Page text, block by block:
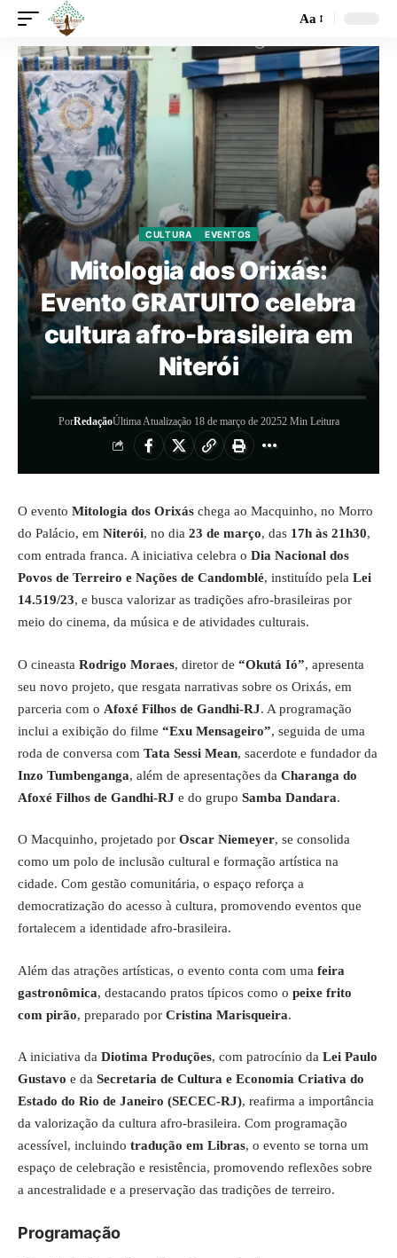
Aa
CULTURA EVENTOS
Mitologia dos Orixás:
Evento GRATUITO celebra
cultura afro-brasileira em
Niterói
PorRedaçãoÚltima Atualização 18 de março de 20252 Min Leitura
O evento Mitologia dos Orixás chega ao Macquinho, no Morro
do Palácio, em Niterói, no dia 23 de março, das 17h às 21h30,
com entrada franca. A iniciativa celebra o Dia Nacional dos
Povos de Terreiro e Nações de Candomblé, instituído pela Lei
14.519/23, e busca valorizar as tradições afro-brasileiras por
meio do cinema, da música e de atividades culturais.
O cineasta Rodrigo Moraes, diretor de “Okutá Ió”, apresenta
seu novo projeto, que resgata narrativas sobre os Orixás, em
parceria com o Afoxé Filhos de Gandhi-RJ. A programação
inclui a exibição do filme “Exu Mensageiro”, seguida de uma
roda de conversa com Tata Sessi Mean, sacerdote e fundador da
Inzo Tumbenganga, além de apresentações da Charanga do
Afoxé Filhos de Gandhi-RJ e do grupo Samba Dandara.
O Macquinho, projetado por Oscar Niemeyer, se consolida
como um polo de inclusão cultural e formação artística na
cidade. Com gestão comunitária, o espaço reforça a
democratização do acesso à cultura, promovendo eventos que
fortalecem a identidade afro-brasileira.
Além das atrações artísticas, o evento conta com uma feira
gastronômica, destacando pratos típicos como o peixe frito
com pirão, preparado por Cristina Marisqueira.
A iniciativa da Diotima Produções, com patrocínio da Lei Paulo
Gustavo e da Secretaria de Cultura e Economia Criativa do
Estado do Rio de Janeiro (SECEC-RJ), reafirma a importância
da valorização da cultura afro-brasileira. Com programação
acessível, incluindo tradução em Libras, o evento se torna um
espaço de celebração e resistência, promovendo reflexões sobre
a ancestralidade e a preservação das tradições de terreiro.
Programação